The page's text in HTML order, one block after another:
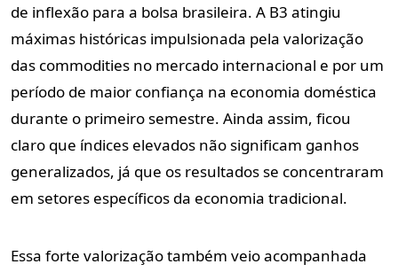
de inflexão para a bolsa brasileira. A B3 atingiu
máximas históricas impulsionada pela valorização
das commodities no mercado internacional e por um
período de maior confiança na economia doméstica
durante o primeiro semestre. Ainda assim, ficou
claro que índices elevados não significam ganhos
generalizados, já que os resultados se concentraram
em setores específicos da economia tradicional.
Essa forte valorização também veio acompanhada